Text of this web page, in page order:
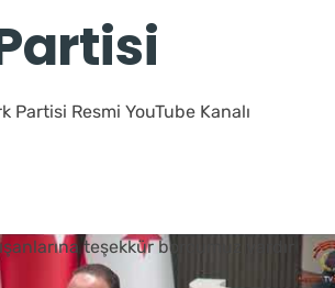
Partisi Resmi YouTube Kanalı
teşekkür borcumuz vardır